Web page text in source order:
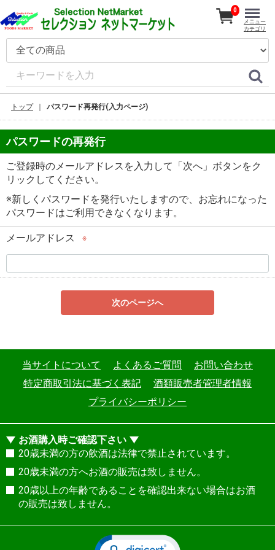
0
メニュー
カテゴリ
トップ パスワード再発行(入力ページ)
パスワードの再発行
ご登録時のメールアドレスを入力して「次へ」ボタンをク
リックしてください。
※新しくパスワードを発行いたしますので、お忘れになった
パスワードはご利用できなくなります。
メールアドレス ※
次のページへ
当サイトについて よくあるご質問
お問い合わせ
特定商取引法に基づく表記
酒類販売者管理者情報
プライバシーポリシー
お酒購入時ご確認下さい
20歳未満の方の飲酒は法律で禁止されています。
20歳未満の方へお酒の販売は致しません。
20歳以上の年齢であることを確認出来ない場合はお酒
の販売は致しません。